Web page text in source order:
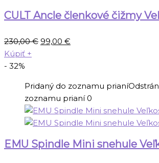
CULT Ancle členkové čižmy
230,00€ Pôvodná
99,00 €
Kúpiť +
- 32%
Pridaný do zoznamu prianí
zoznamu prianí 0
EMU Spindle Mini snehule